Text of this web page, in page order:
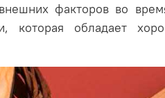
факторов во
которая обладает